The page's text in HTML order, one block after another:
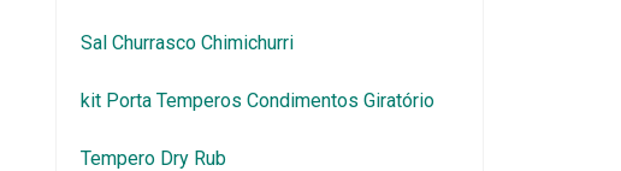
Sal Churrasco Chimichurri
kit Porta Temperos Condimentos Giratório
Tempero Dry Rub